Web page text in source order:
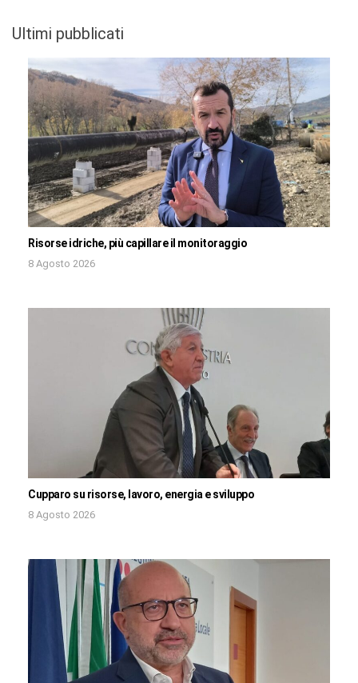
Ultimi pubblicati
Risorse idriche, più capillare il monitoraggio
8 Agosto 2026
Cupparo su risorse, lavoro, energia e sviluppo
8 Agosto 2026